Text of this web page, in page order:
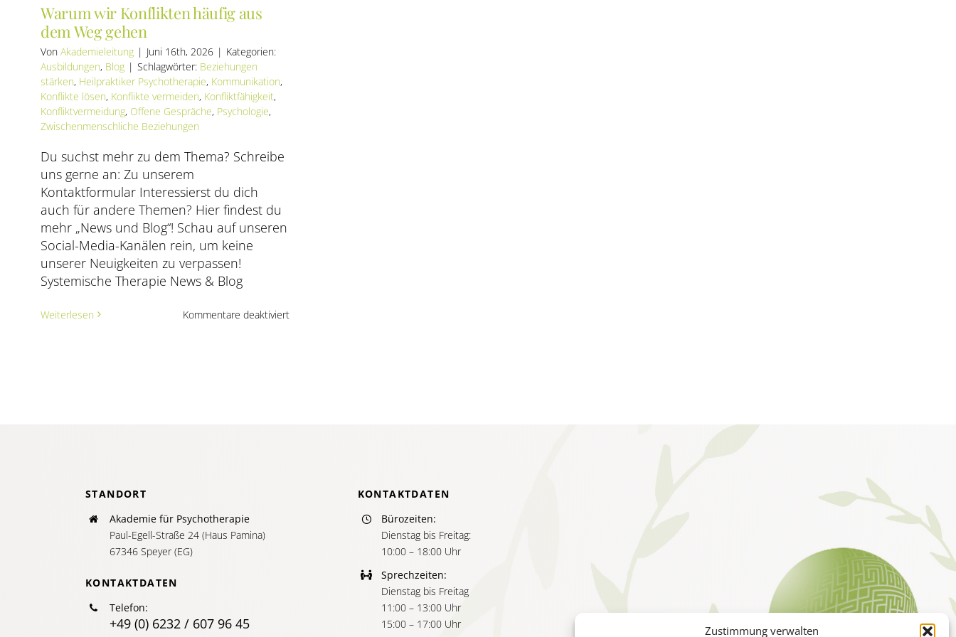
Zustimmung verwalten
Warum wir Konflikten häufig aus
dem Weg gehen
Von Akademieleitung | Juni 16th, 2026 | Kategorien:
Ausbildungen, Blog | Schlagwörter: Beziehungen
stärken, Heilpraktiker Psychotherapie, Kommunikation,
Konflikte lösen, Konflikte vermeiden, Konfliktfähigkeit,
Konfliktvermeidung, Offene Gespräche, Psychologie,
Zwischenmenschliche Beziehungen
Du suchst mehr zu dem Thema? Schreibe
uns gerne an: Zu unserem
Kontaktformular Interessierst du dich
auch für andere Themen? Hier findest du
mehr „News und Blog“! Schau auf unseren
Social-Media-Kanälen rein, um keine
unserer Neuigkeiten zu verpassen!
Systemische Therapie News & Blog
Weiterlesen Kommentare deaktiviertfür
STANDORT
Akademie für Psychotherapie
Paul-Egell-Straße 24 (Haus Pamina)
67346 Speyer (EG)
KONTAKTDATEN
Telefon:
+49 (0) 6232 / 607 96 45
KONTAKTDATEN
Bürozeiten:
Dienstag bis Freitag:
10:00 – 18:00 Uhr
Sprechzeiten:
Dienstag bis Freitag
11:00 – 13:00 Uhr
15:00 – 17:00 Uhr